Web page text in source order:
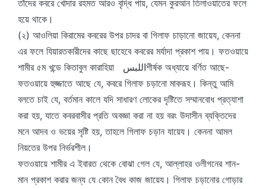
তাঁদের কবরে খোদার রহমত আরও বৃদ্ধি পায়, যেমন কুরআন তিলাওয়াতের ফলে
হয়ে থাকে।
(২) আওলিয়া কিরামের কবরের উপর চাদর বা গিলাফ চাড়ানো জায়েয, কেননা
এর ফলে যিয়ারতকারীদের কাছে ছাহেবে কবরের মর্যাদা প্রকাশ পায়। ফতওয়ায়ে
শামীর ৫ম খন্ডে কিতাবুল কারাহিয়া اللبسশীর্ষক অধ্যায়ে বর্ণিত আছে-
ফতওয়ায়ে হুজ্জাতে আছে যে, কবরে গিলাফ চড়ানো মাকরূহ। কিন্তু আমি
বলতে চাই যে, বর্তমান কালে যদি সাধারণ লোকের দৃষ্টিতে সম্মানবোধ প্রত্যাশা
করা হয়, যাতে কবরবাসীর প্রতি অবজ্ঞা করা না হয় বরং উদাসীন ব্যক্তিদের
মনে আদব ও ভয়ের সৃষ্টি হয়, তাহলে গিলাফ চড়ান যায়েয। কেননা আমল
নিয়তের উপর নির্ভরশীল।
ফতওয়ায়ে শামীর এ ইবারত থেকে বোঝা গেল যে, আল্লাহর ওলীগনের শান-
মান প্রকাশ করার জন্য যে কোন বৈধ কাজ জায়েয। গিলাফ চড়ানোর গোড়ার